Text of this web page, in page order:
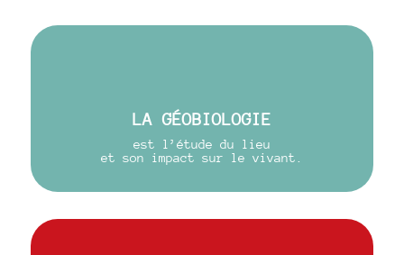
LA GÉOBIOLOGIE
est l’étude du lieu
et son impact sur le vivant.